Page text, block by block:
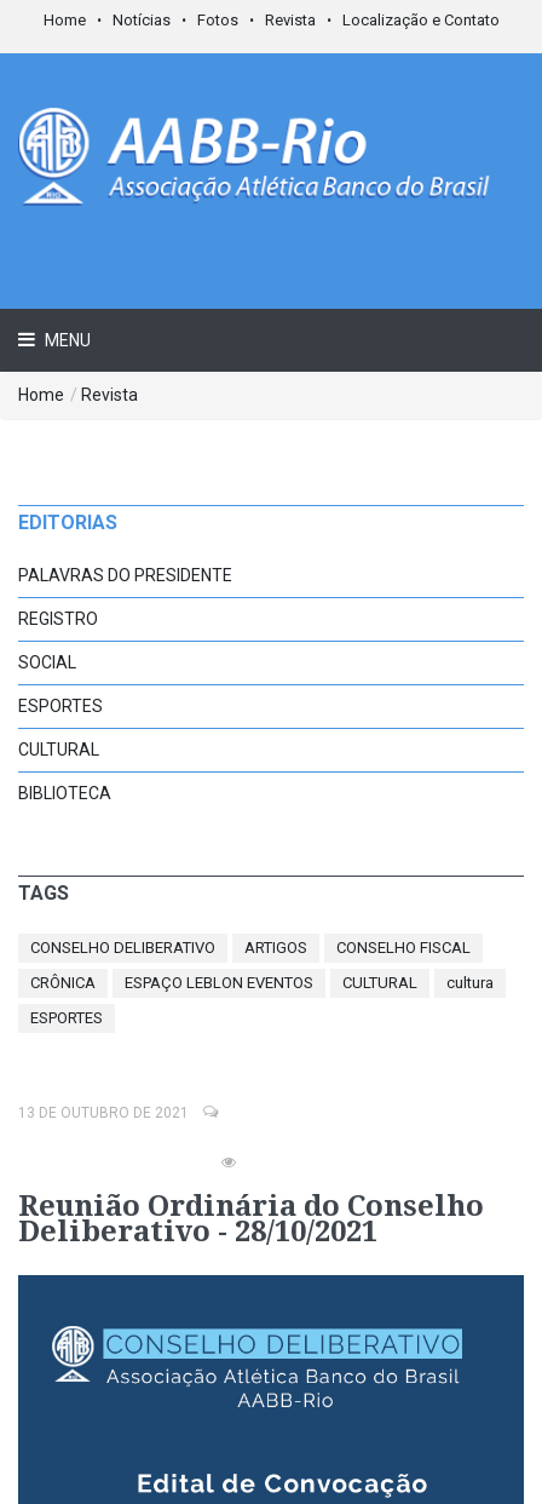
Home Notícias Fotos Revista Localização e Contato
MENU
Home / Revista
EDITORIAS
PALAVRAS DO PRESIDENTE
REGISTRO
SOCIAL
ESPORTES
CULTURAL
BIBLIOTECA
TAGS
CONSELHO DELIBERATIVO ARTIGOS
CONSELHO FISCAL
CRÔNICA
ESPAÇO LEBLON EVENTOS CULTURAL
cultura
ESPORTES
13 DE OUTUBRO DE 2021
Reunião Ordinária do Conselho
Deliberativo - 28/10/2021